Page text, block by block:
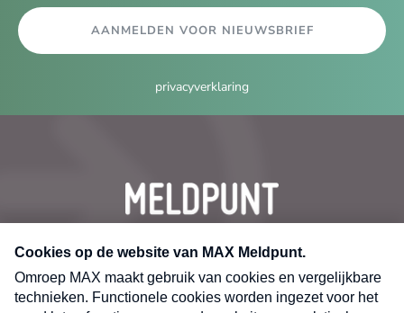
AANMELDEN VOOR NIEUWSBRIEF
privacyverklaring
CONTACT